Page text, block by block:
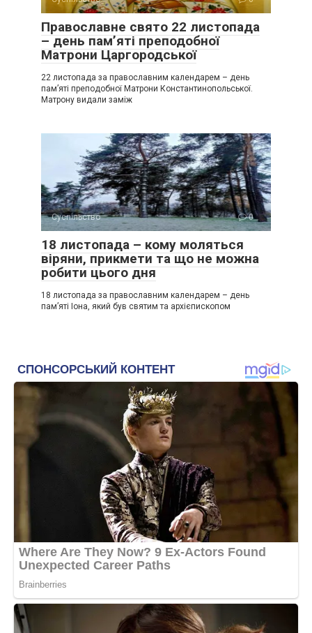
Православне свято 22 листопада
– день пам’яті преподобної
Матрони Царгородської
22 листопада за православним календарем – день
пам’яті преподобної Матрони Константинопольської.
Матрону видали заміж
Суспільство 0
18 листопада – кому моляться
віряни, прикмети та що не можна
робити цього дня
18 листопада за православним календарем – день
пам’яті Іона, який був святим та архієпископом